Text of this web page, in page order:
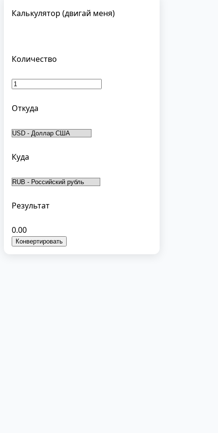
Калькулятор (двигай меня)
Количество
Откуда
Куда
Результат
0.00
Конвертировать